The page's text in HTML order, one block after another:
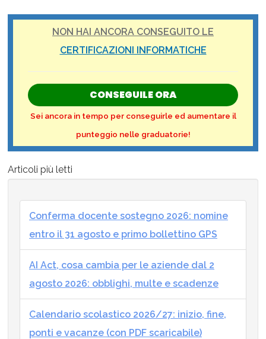
NON HAI ANCORA CONSEGUITO LE
CERTIFICAZIONI INFORMATICHE
CONSEGUILE ORA
Sei ancora in tempo per conseguirle ed aumentare il
punteggio nelle graduatorie!
Articoli più letti
Conferma docente sostegno 2026: nomine
entro il 31 agosto e primo bollettino GPS
AI Act, cosa cambia per le aziende dal 2
agosto 2026: obblighi, multe e scadenze
Calendario scolastico 2026/27: inizio, fine,
ponti e vacanze (con PDF scaricabile)